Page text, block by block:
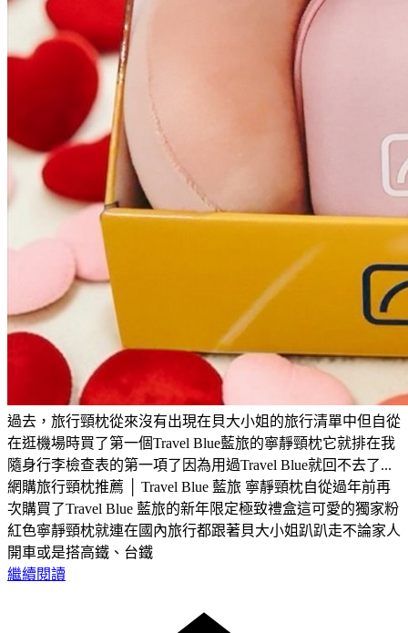
過去，旅行頸枕從來沒有出現在貝大小姐的旅行清單中但自從
在逛機場時買了第一個Travel Blue藍旅的寧靜頸枕它就排在我
隨身行李檢查表的第一項了因為用過Travel Blue就回不去了...
網購旅行頸枕推薦 │ Travel Blue 藍旅 寧靜頸枕自從過年前再
次購買了Travel Blue 藍旅的新年限定極致禮盒這可愛的獨家粉
紅色寧靜頸枕就連在國內旅行都跟著貝大小姐趴趴走不論家人
開車或是搭高鐵、台鐵
繼續閱讀